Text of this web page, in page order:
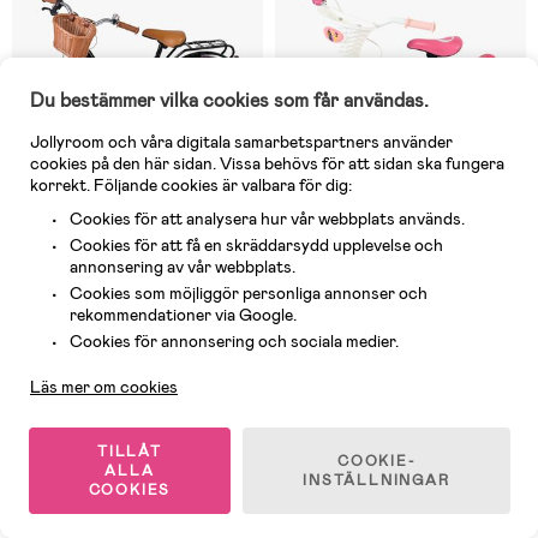
3 Kvar
Volare Ashley Cykel 18 Tum,
Svart
1 999 kr
(0)
Disney Princess Cykel 12 Tum
Fri frakt
Nyhet
Du bestämmer vilka cookies som får användas.
Jollyroom och våra digitala samarbetspartners använder
cookies på den här sidan. Vissa behövs för att sidan ska fungera
korrekt. Följande cookies är valbara för dig:
Cookies för att analysera hur vår webbplats används.
Cookies för att få en skräddarsydd upplevelse och
annonsering av vår webbplats.
Cookies som möjliggör personliga annonser och
rekommendationer via Google.
Cookies för annonsering och sociala medier.
Läs mer om cookies
TILLÅT
ALLA
COOKIES
COOKIE-
INSTÄLLNINGAR